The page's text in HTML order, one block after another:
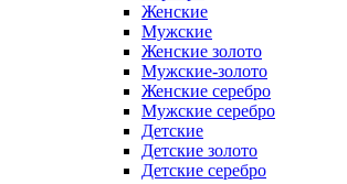
Женские
Мужские
Женские золото
Мужские-золото
Женские серебро
Мужские серебро
Детские
Детские золото
Детские серебро